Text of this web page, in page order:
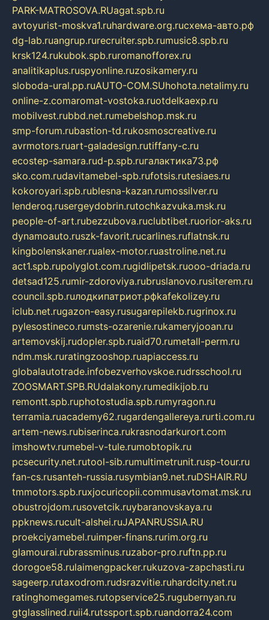
PARK-MATROSOVA.RUagat.spb.ru
avtoyurist-moskva1.ruhardware.org.ruсхема-авто.рф
dg-lab.ruangrup.rurecruiter.spb.rumusic8.spb.ru
krsk124.rukubok.spb.ruromanofforex.ru
analitikaplus.ruspyonline.ruzosikamery.ru
sloboda-ural.pp.ruAUTO-COM.SUhohota.netalimy.ru
online-z.comaromat-vostoka.ruotdelkaexp.ru
mobilvest.rubbd.net.rumebelshop.msk.ru
smp-forum.rubastion-td.rukosmoscreative.ru
avrmotors.ruart-galadesign.rutiffany-c.ru
ecostep-samara.rud-p.spb.ruгалактика73.рф
sko.com.rudavitamebel-spb.rufotsis.rutesiaes.ru
kokoroyari.spb.rublesna-kazan.rumossilver.ru
lenderoq.rusergeydobrin.rutochkazvuka.msk.ru
people-of-art.rubezzubova.ruclubtibet.ruorior-aks.ru
dynamoauto.ruszk-favorit.rucarlines.ruflatnsk.ru
kingbolenskaner.rualex-motor.ruastroline.net.ru
act1.spb.rupolyglot.com.rugidlipetsk.ruooo-driada.ru
detsad125.rumir-zdoroviya.rubruslanovo.rusiterem.ru
council.spb.ruлодкипатриот.рфkafekolizey.ru
iclub.net.rugazon-easy.rusugarepilekb.rugrinox.ru
pylesostineco.rumsts-ozarenie.rukameryjooan.ru
artemovskij.rudopler.spb.ruaid70.rumetall-perm.ru
ndm.msk.ruratingzooshop.ruapiaccess.ru
globalautotrade.infobezverhovskoe.rudrsschool.ru
ZOOSMART.SPB.RUdalakony.rumedikijob.ru
remontt.spb.ruphotostudia.spb.rumyragon.ru
terramia.ruacademy62.rugardengallereya.rurti.com.ru
artem-news.rubiserinca.rukrasnodarkurort.com
imshowtv.rumebel-v-tule.rumobtopik.ru
pcsecurity.net.rutool-sib.rumultimetrunit.rusp-tour.ru
fan-cs.rusanteh-russia.rusymbian9.net.ruDSHAIR.RU
tmmotors.spb.ruxjocuricopii.commusavtomat.msk.ru
obustrojdom.rusovetcik.ruybaranovskaya.ru
ppknews.rucult-alshei.ruJAPANRUSSIA.RU
proekciyamebel.ruimper-finans.rurim.org.ru
glamourai.rubrassminus.ruzabor-pro.ruftn.pp.ru
dorogoe58.rulaimengpacker.rukuzova-zapchasti.ru
sageerp.rutaxodrom.rudsrazvitie.ruhardcity.net.ru
ratinghomegames.rutopservice25.rugubernyan.ru
gtglasslined.ruii4.rutssport.spb.ruandorra24.com